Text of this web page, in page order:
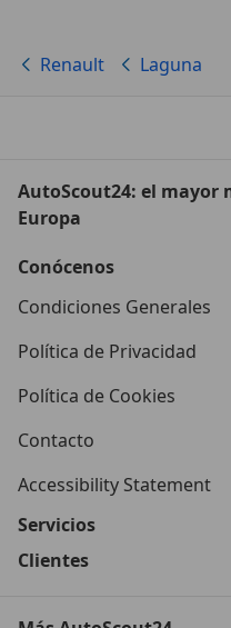
Renault Laguna
AutoScout24: el mayor
Europa
Conócenos
Condiciones Generales
Política de Privacidad
Política de Cookies
Contacto
Accessibility Statement
Servicios
Clientes